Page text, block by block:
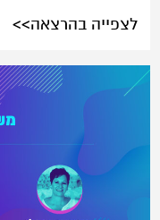
לצפייה בהרצאה>>